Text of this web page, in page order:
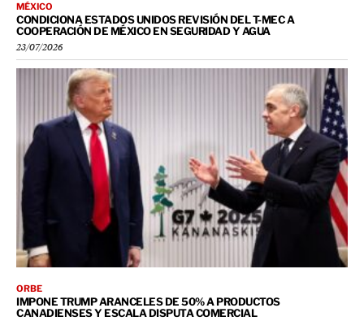
MÉXICO
CONDICIONA ESTADOS UNIDOS REVISIÓN DEL T-MEC A
COOPERACIÓN DE MÉXICO EN SEGURIDAD Y AGUA
23/07/2026
ORBE
IMPONE TRUMP ARANCELES DE 50% A PRODUCTOS
CANADIENSES Y ESCALA DISPUTA COMERCIAL